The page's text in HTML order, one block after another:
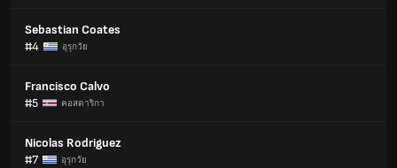
Sebastian Coates
#4
อุรุกวัย
Francisco Calvo
#5
คอสตาริกา
Nicolas Rodriguez
#7
อุรุกวัย